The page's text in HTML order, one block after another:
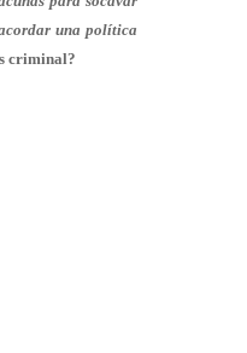
una política
criminal?